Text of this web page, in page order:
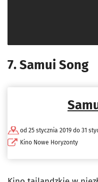
7. Samui Song
od 25 stycznia 2019 do 31
Kino Nowe Horyzonty